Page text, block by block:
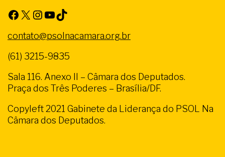
Facebook X Instagram Youtube TikTok
contato@psolnacamara.org.br
(61) 3215-9835
Sala 116. Anexo II – Câmara dos Deputados.
Praça dos Três Poderes – Brasília/DF.
Copyleft 2021 Gabinete da Liderança do PSOL Na
Câmara dos Deputados.